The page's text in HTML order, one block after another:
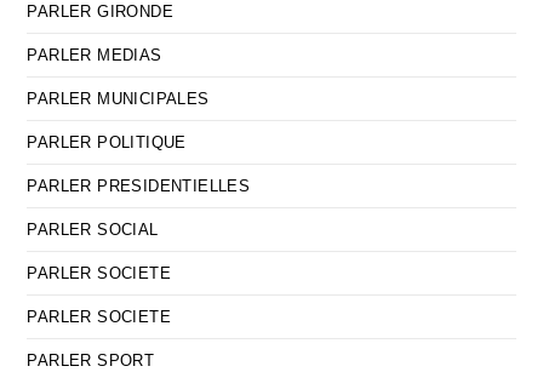
PARLER GIRONDE
PARLER MEDIAS
PARLER MUNICIPALES
PARLER POLITIQUE
PARLER PRESIDENTIELLES
PARLER SOCIAL
PARLER SOCIETE
PARLER SOCIETE
PARLER SPORT